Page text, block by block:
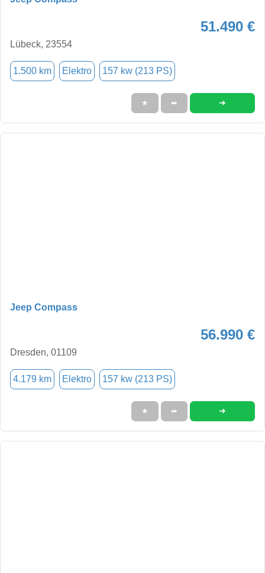
51.490 €
Lübeck, 23554
1.500 km Elektro 157 kw (213 PS)
★ ➦ ➜
Jeep Compass
56.990 €
Dresden, 01109
4.179 km Elektro 157 kw (213 PS)
★ ➦ ➜